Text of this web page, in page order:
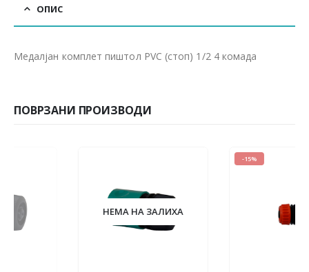
ОПИС
Медалјан комплет пиштол PVC (стоп) 1/2 4 комада
ПОВРЗАНИ ПРОИЗВОДИ
НЕМА НА ЗАЛИХА